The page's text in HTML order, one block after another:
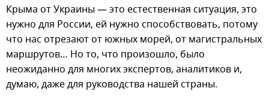
Крыма от Украины — это естественная ситуация, это
нужно для России, ей нужно способствовать, потому
что нас отрезают от южных морей, от магистральных
маршрутов… Но то, что произошло, было
неожиданно для многих экспертов, аналитиков и,
думаю, даже для руководства нашей страны.